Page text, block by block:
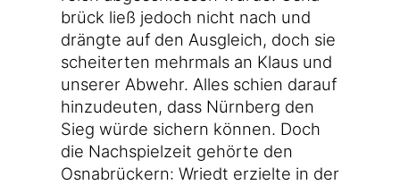
brück ließ jedoch nicht nach und
dräng­te auf den Aus­gleich, doch sie
schei­ter­ten mehr­mals an Klaus und
unse­rer Abwehr. Alles schien dar­auf
hin­zu­deu­ten, dass Nürn­berg den
Sieg wür­de sichern kön­nen. Doch
die Nach­spiel­zeit gehör­te den
Osna­brü­ckern: Wriedt erziel­te in der